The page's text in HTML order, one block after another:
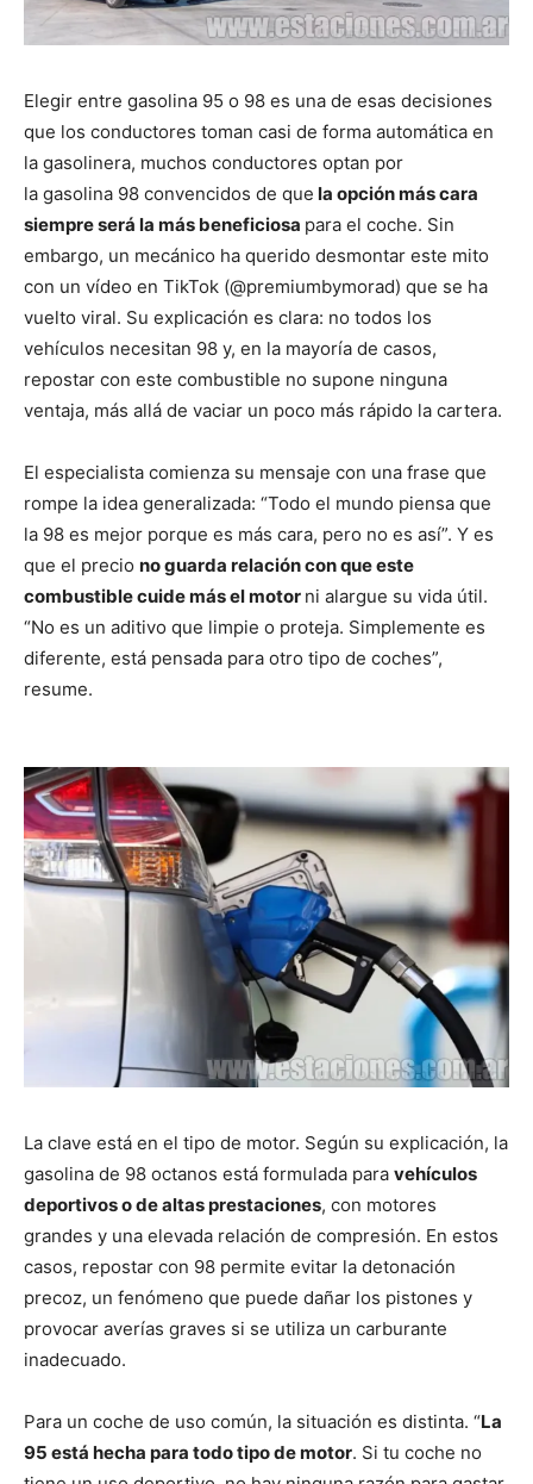
Elegir entre gasolina 95 o 98 es una de esas decisiones
que los conductores toman casi de forma automática en
la gasolinera, muchos conductores optan por
la gasolina 98 convencidos de que la opción más cara
siempre será la más beneficiosa para el coche. Sin
embargo, un mecánico ha querido desmontar este mito
con un vídeo en TikTok (@premiumbymorad) que se ha
vuelto viral. Su explicación es clara: no todos los
vehículos necesitan 98 y, en la mayoría de casos,
repostar con este combustible no supone ninguna
ventaja, más allá de vaciar un poco más rápido la cartera.
El especialista comienza su mensaje con una frase que
rompe la idea generalizada: “Todo el mundo piensa que
la 98 es mejor porque es más cara, pero no es así”. Y es
que el precio no guarda relación con que este
combustible cuide más el motor ni alargue su vida útil.
“No es un aditivo que limpie o proteja. Simplemente es
diferente, está pensada para otro tipo de coches”,
resume.
La clave está en el tipo de motor. Según su explicación, la
gasolina de 98 octanos está formulada para vehículos
deportivos o de altas prestaciones, con motores
grandes y una elevada relación de compresión. En estos
casos, repostar con 98 permite evitar la detonación
precoz, un fenómeno que puede dañar los pistones y
provocar averías graves si se utiliza un carburante
inadecuado.
Para un coche de uso común, la situación es distinta. “La
95 está hecha para todo tipo de motor. Si tu coche no